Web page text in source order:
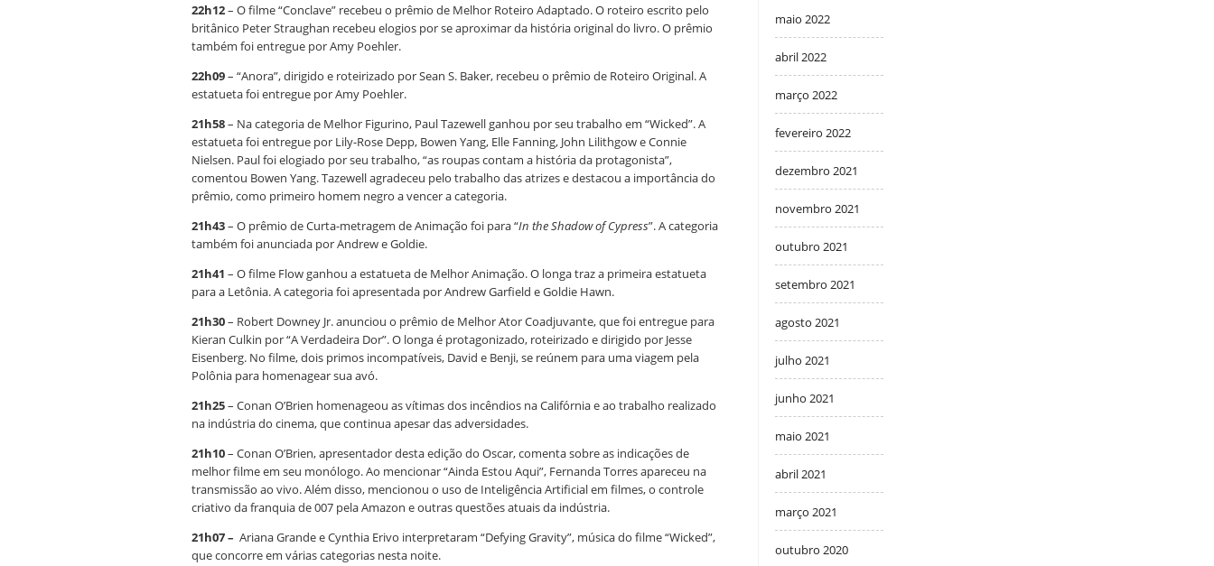
22h12– O filme “Conclave” recebeu o prêmio de Melhor Roteiro Adaptado. O roteiro escrito pelo
britânico Peter Straughan recebeu elogios por se aproximar da história original do livro. O prêmio
também foi entregue por Amy Poehler.
22h09– “Anora”, dirigido e roteirizado por Sean S. Baker, recebeu o prêmio de Roteiro Original. A
estatueta foi entregue por Amy Poehler.
21h58– Na categoria de Melhor Figurino, Paul Tazewell ganhou por seu trabalho em “Wicked”. A
estatueta foi entregue por Lily-Rose Depp, Bowen Yang, Elle Fanning, John Lilithgow e Connie
Nielsen. Paul foi elogiado por seu trabalho, “as roupas contam a história da protagonista”,
comentou Bowen Yang. Tazewell agradeceu pelo trabalho das atrizes e destacou a importância do
prêmio, como primeiro homem negro a vencer a categoria.
21h43– O prêmio de Curta-metragem de Animação foi para “In the Shadow of Cypress”. A categoria
também foi anunciada por Andrew e Goldie.
21h41 – O filme Flow ganhou a estatueta de Melhor Animação. O longa traz a primeira estatueta
para a Letônia. A categoria foi apresentada por Andrew Garfield e Goldie Hawn.
21h30– Robert Downey Jr. anunciou o prêmio de Melhor Ator Coadjuvante, que foi entregue para
Kieran Culkin por “A Verdadeira Dor”. O longa é protagonizado, roteirizado e dirigido por Jesse
Eisenberg. No filme, dois primos incompatíveis, David e Benji, se reúnem para uma viagem pela
Polônia para homenagear sua avó.
21h25– Conan O’Brien homenageou as vítimas dos incêndios na Califórnia e ao trabalho realizado
na indústria do cinema, que continua apesar das adversidades.
21h10– Conan O’Brien, apresentador desta edição do Oscar, comenta sobre as indicações de
melhor filme em seu monólogo. Ao mencionar “Ainda Estou Aqui”, Fernanda Torres apareceu na
transmissão ao vivo. Além disso, mencionou o uso de Inteligência Artificial em filmes, o controle
criativo da franquia de 007 pela Amazon e outras questões atuais da indústria.
21h07 – Ariana Grande e Cynthia Erivo interpretaram “Defying Gravity”, música do filme “Wicked”,
que concorre em várias categorias nesta noite.
maio 2022
abril 2022
março 2022
fevereiro 2022
dezembro 2021
novembro 2021
outubro 2021
setembro 2021
agosto 2021
julho 2021
junho 2021
maio 2021
abril 2021
março 2021
outubro 2020